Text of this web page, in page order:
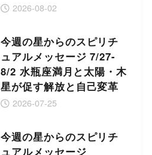
2026-08-02
今週の星からのスピリチ
ュアルメッセージ 7/27-
8/2 水瓶座満月と太陽・木
星が促す解放と自己変革
2026-07-25
今週の星からのスピリチ
ュアルメッセージ